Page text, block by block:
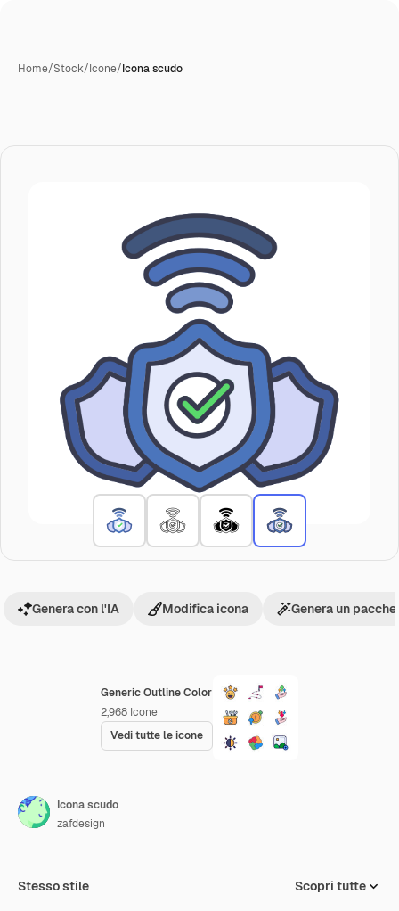
Home/Stock/Icone/Icona scudo
Generic Outline Color
2,968 Icone
Vedi tutte le icone
Genera con l'IA Modifica icona Genera un
Icona scudo
zafdesign
Stesso stile Scopri tutte